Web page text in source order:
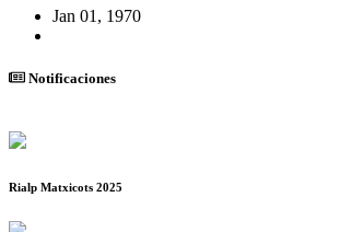
Jan 01, 1970
Notificaciones
Rialp Matxicots 2025